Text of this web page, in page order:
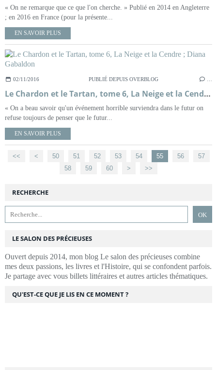
« On ne remarque que ce que l'on cherche. » Publié en 2014 en Angleterre
; en 2016 en France (pour la présente...
EN SAVOIR PLUS
02/11/2016 PUBLIÉ DEPUIS OVERBLOG
Le Chardon et le Tartan, tome 6, La Neige et la Cendre ; Diana Gabaldon
« On a beau savoir qu'un événement horrible surviendra dans le futur on
refuse toujours de penser que le futur...
EN SAVOIR PLUS
<< < 10
20
30
40
50 51 52 53 54 55 56
57
58
59 60 > >>
RECHERCHE
LE SALON DES PRÉCIEUSES
Ouvert depuis 2014, mon blog Le salon des précieuses combine
mes deux passions, les livres et l'Histoire, qui se confondent parfois.
Je partage avec vous billets littéraires et autres articles thématiques.
QU'EST-CE QUE JE LIS EN CE MOMENT ?